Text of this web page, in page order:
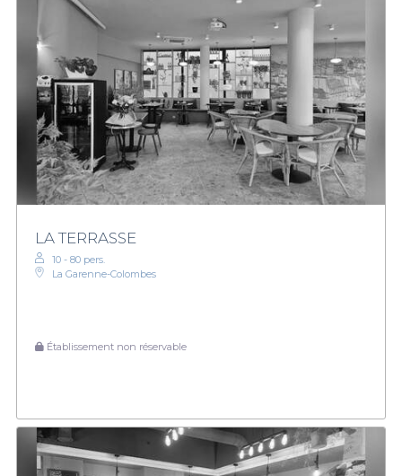
LA TERRASSE
10 - 80 pers.
La Garenne-Colombes
Établissement non réservable